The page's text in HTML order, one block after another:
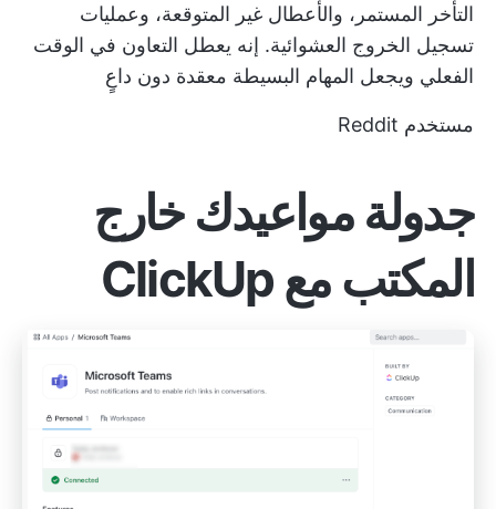
التأخر المستمر، والأعطال غير المتوقعة، وعمليات
تسجيل الخروج العشوائية. إنه يعطل التعاون في الوقت
الفعلي ويجعل المهام البسيطة معقدة دون داعٍ
مستخدم Reddit
جدولة مواعيدك خارج
المكتب مع ClickUp